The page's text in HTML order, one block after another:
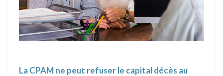
La CPAM ne peut refuser le capital décès au